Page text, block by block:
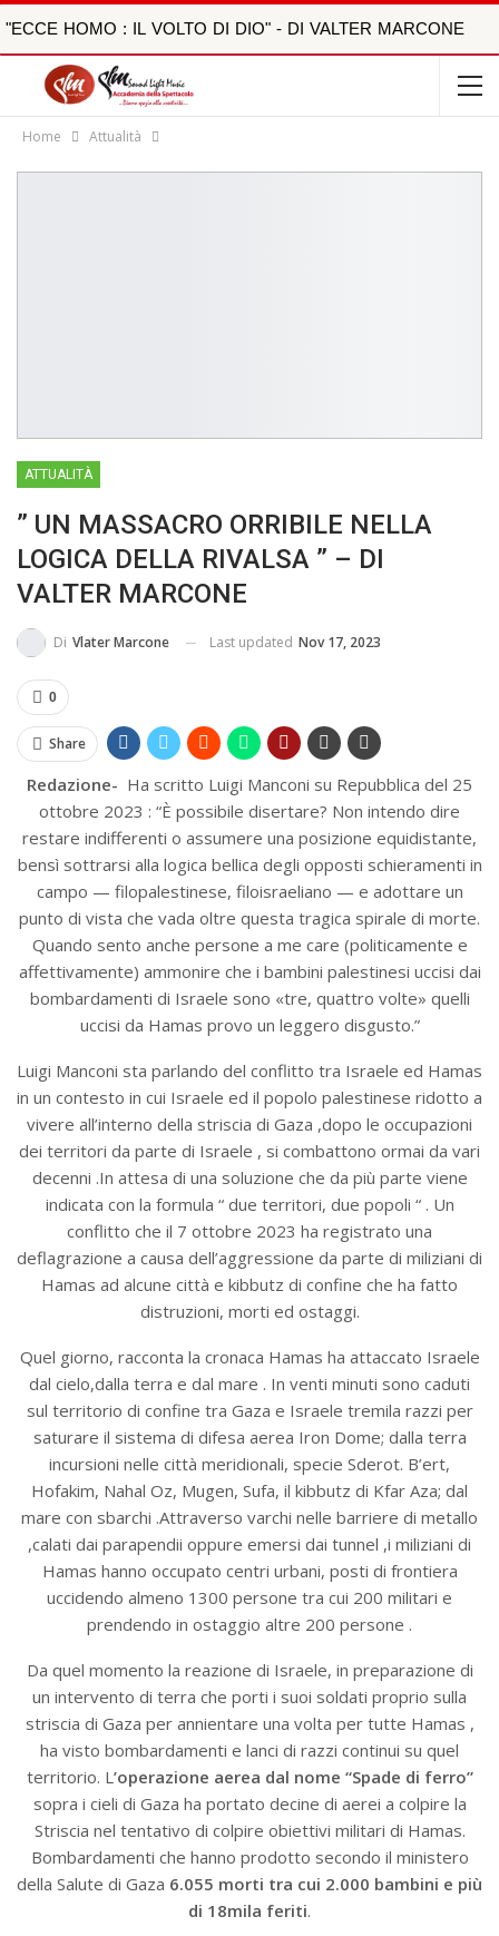
"ECCE HOMO : IL VOLTO DI DIO" - DI VALTER MARCONE
Home Attualità
ATTUALITÀ
” UN MASSACRO ORRIBILE NELLA
LOGICA DELLA RIVALSA ” – DI
VALTER MARCONE
Di Vlater Marcone Last updated Nov 17, 2023
0
Share
Redazione- Ha scritto Luigi Manconi su Repubblica del 25
ottobre 2023 : “È possibile disertare? Non intendo dire
restare indifferenti o assumere una posizione equidistante,
bensì sottrarsi alla logica bellica degli opposti schieramenti in
campo — filopalestinese, filoisraeliano — e adottare un
punto di vista che vada oltre questa tragica spirale di morte.
Quando sento anche persone a me care (politicamente e
affettivamente) ammonire che i bambini palestinesi uccisi dai
bombardamenti di Israele sono «tre, quattro volte» quelli
uccisi da Hamas provo un leggero disgusto.”
Luigi Manconi sta parlando del conflitto tra Israele ed Hamas
in un contesto in cui Israele ed il popolo palestinese ridotto a
vivere all’interno della striscia di Gaza ,dopo le occupazioni
dei territori da parte di Israele , si combattono ormai da vari
decenni .In attesa di una soluzione che da più parte viene
indicata con la formula “ due territori, due popoli “ . Un
conflitto che il 7 ottobre 2023 ha registrato una
deflagrazione a causa dell’aggressione da parte di miliziani di
Hamas ad alcune città e kibbutz di confine che ha fatto
distruzioni, morti ed ostaggi.
Quel giorno, racconta la cronaca Hamas ha attaccato Israele
dal cielo,dalla terra e dal mare . In venti minuti sono caduti
sul territorio di confine tra Gaza e Israele tremila razzi per
saturare il sistema di difesa aerea Iron Dome; dalla terra
incursioni nelle città meridionali, specie Sderot. B’ert,
Hofakim, Nahal Oz, Mugen, Sufa, il kibbutz di Kfar Aza; dal
mare con sbarchi .Attraverso varchi nelle barriere di metallo
,calati dai parapendii oppure emersi dai tunnel ,i miliziani di
Hamas hanno occupato centri urbani, posti di frontiera
uccidendo almeno 1300 persone tra cui 200 militari e
prendendo in ostaggio altre 200 persone .
Da quel momento la reazione di Israele, in preparazione di
un intervento di terra che porti i suoi soldati proprio sulla
striscia di Gaza per annientare una volta per tutte Hamas ,
ha visto bombardamenti e lanci di razzi continui su quel
territorio. L’operazione aerea dal nome “Spade di ferro”
sopra i cieli di Gaza ha portato decine di aerei a colpire la
Striscia nel tentativo di colpire obiettivi militari di Hamas.
Bombardamenti che hanno prodotto secondo il ministero
della Salute di Gaza 6.055 morti tra cui 2.000 bambini e più
di 18mila feriti.